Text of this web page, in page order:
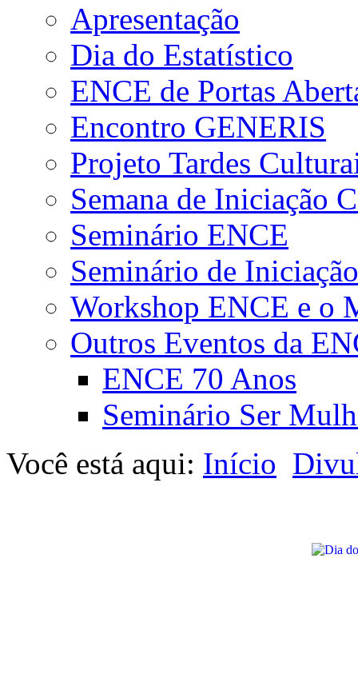
Apresentação
Dia do Estatístico
ENCE de Portas
Encontro GENERIS
Projeto Tardes
Semana de Iniciação
Seminário ENCE
Seminário de
Workshop ENCE e o
Outros Eventos da
ENCE 70 Anos
Seminário Ser
Você está aqui: Início